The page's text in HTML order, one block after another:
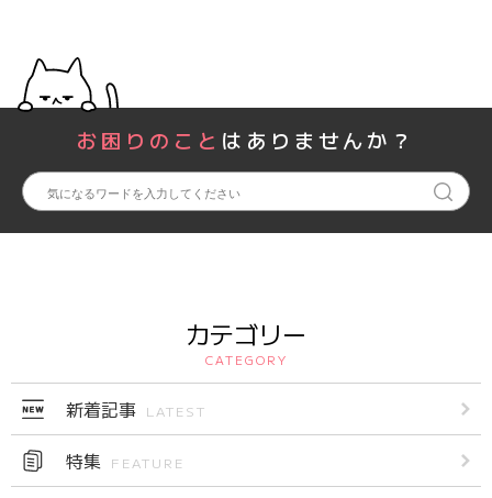
お困りのこと はありませんか？
カテゴリー
CATEGORY
新着記事 LATEST
特集 FEATURE